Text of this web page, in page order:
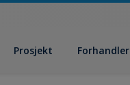
Prosjekt Forhandler